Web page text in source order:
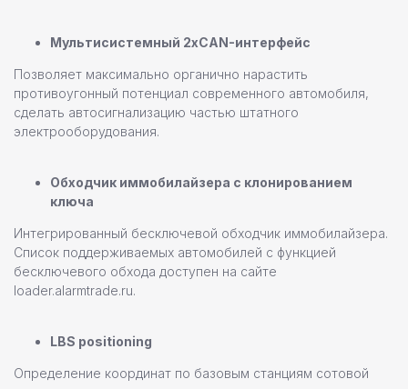
Мультисистемный 2хCAN-интерфейс
Позволяет максимально органично нарастить
противоугонный потенциал современного автомобиля,
сделать автосигнализацию частью штатного
электрооборудования.
Обходчик иммобилайзера с клонированием
ключа
Интегрированный бесключевой обходчик иммобилайзера.
Список поддерживаемых автомобилей с функцией
бесключевого обхода доступен на сайте
loader.alarmtrade.ru.
LBS positioning
Определение координат по базовым станциям сотовой